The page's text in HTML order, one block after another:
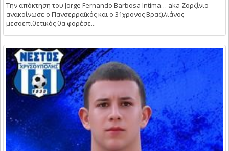
Την απόκτηση του Jorge Fernando Barbosa Intima… aka Ζορζίνιο
ανακοίνωσε ο Πανσερραϊκός και ο 31χρονος Βραζιλιάνος
μεσοεπιθετικός θα φορέσε...